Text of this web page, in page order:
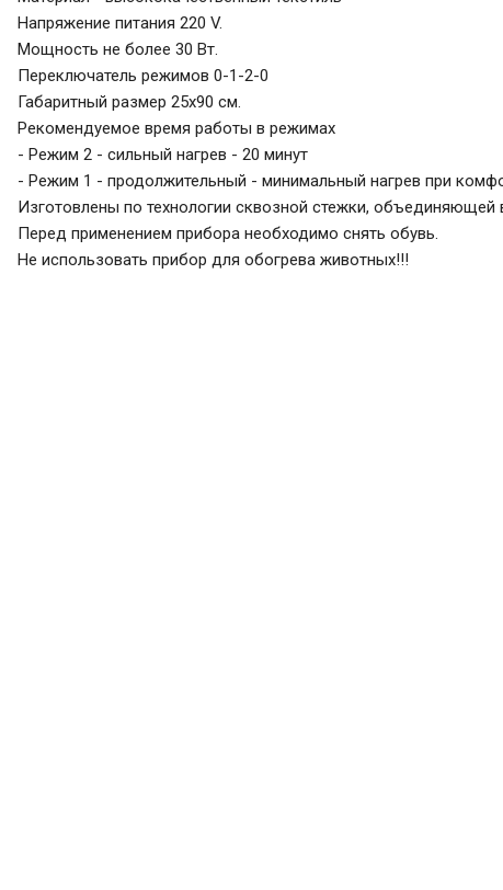
Напряжение питания 220 V.
Мощность не более 30 Вт.
Переключатель режимов 0-1-2-0
Габаритный размер 25х90 см.
Рекомендуемое время работы в режимах
- Режим 2 - сильный нагрев - 20 минут
- Режим 1 - продолжительный - минимальный нагрев при
Изготовлены по технологии сквозной стежки, объединяющей
Перед применением прибора необходимо снять обувь.
Не использовать прибор для обогрева животных!!!